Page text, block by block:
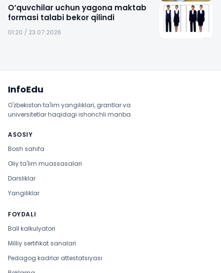
O’quvchilar uchun yagona maktab
formasi talabi bekor qilindi
01:20 / 23.07.2026
InfoEdu
O'zbekiston ta'lim yangiliklari, grantlar va
universitetlar haqidagi ishonchli manba.
ASOSIY
Bosh sahifa
Oliy ta'lim muassasalari
Darsliklar
Yangiliklar
FOYDALI
Ball kalkulyatori
Milliy sertifikat sanalari
Pedagog kadrlar attestatsiyasi